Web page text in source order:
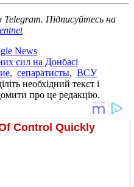
Telegram. Підписуйтесь на
News
сил на Донбасі
, сепаратисты, ВСУ
необхідний текст і
про це редакцію.